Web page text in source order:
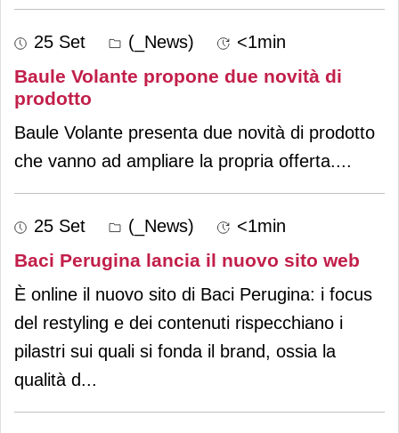
25 Set (_News) <1min
Baule Volante propone due novità di
prodotto
Baule Volante presenta due novità di prodotto
che vanno ad ampliare la propria offerta....
25 Set (_News) <1min
Baci Perugina lancia il nuovo sito web
È online il nuovo sito di Baci Perugina: i focus
del restyling e dei contenuti rispecchiano i
pilastri sui quali si fonda il brand, ossia la
qualità d...